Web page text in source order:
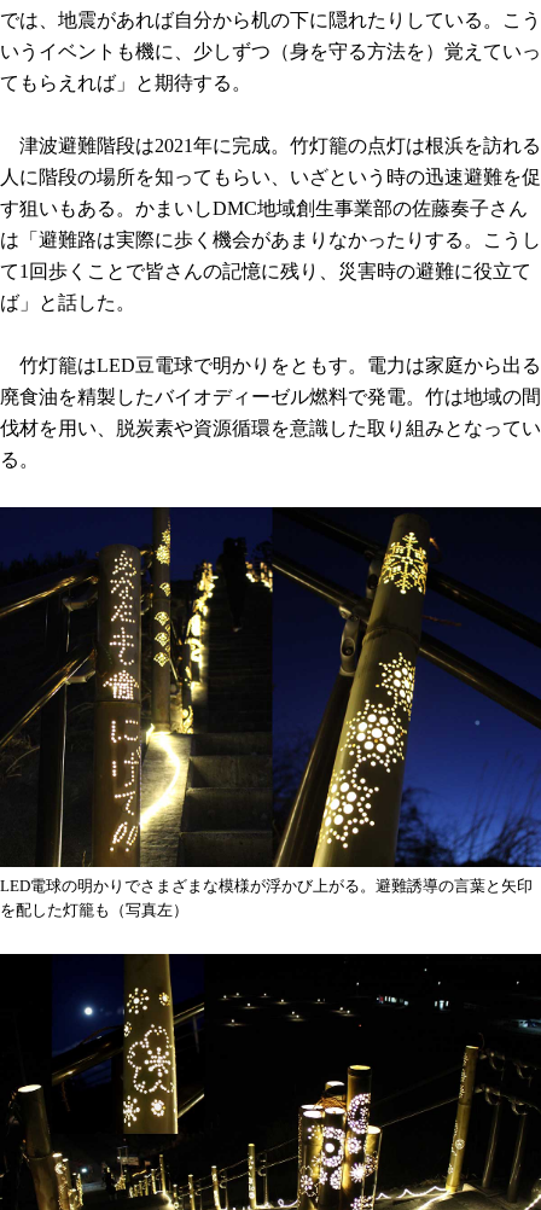
では、地震があれば自分から机の下に隠れたりしている。こう
いうイベントも機に、少しずつ（身を守る方法を）覚えていっ
てもらえれば」と期待する。
津波避難階段は2021年に完成。竹灯籠の点灯は根浜を訪れる
人に階段の場所を知ってもらい、いざという時の迅速避難を促
す狙いもある。かまいしDMC地域創生事業部の佐藤奏子さん
は「避難路は実際に歩く機会があまりなかったりする。こうし
て1回歩くことで皆さんの記憶に残り、災害時の避難に役立て
ば」と話した。
竹灯籠はLED豆電球で明かりをともす。電力は家庭から出る
廃食油を精製したバイオディーゼル燃料で発電。竹は地域の間
伐材を用い、脱炭素や資源循環を意識した取り組みとなってい
る。
LED電球の明かりでさまざまな模様が浮かび上がる。避難誘導の言葉と矢印
を配した灯籠も（写真左）